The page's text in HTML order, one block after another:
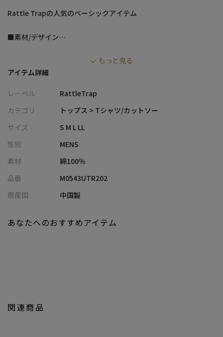
Rattle Trapの人気のベーシックアイテム
■素材/デザイン
きめ細やかな細番手のシルケットスムース素材を使用し、肌触り
の良い質感に仕上げました。
■コーディネート
く、スラックスパンツとも相性が良く、ジャケットのインナーと
しても最適。
カジュアルからビジネスまで幅広いスタイリングにマッチしま
【画像に関するご注意】
※商品の色味につきまして、お客様のお使いのPCのモニター環
もっと見る
アイテム詳細
レーベル
RattleTrap
カテゴリ
トップス > Tシャツ/カットソー
サイズ
S M L LL
性別
MENS
素材
綿100％
品番
M0543UTR202
原産国
中国製
関連商品
あなたへのおすすめアイテム